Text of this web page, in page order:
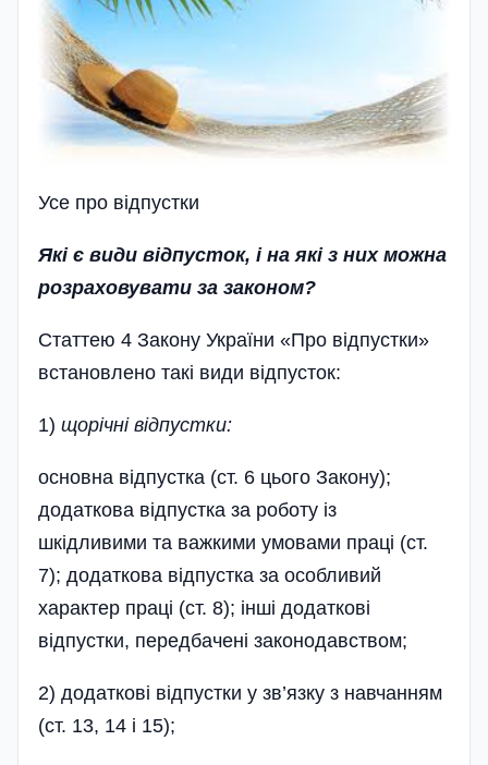
Усе про відпустки
Які є види відпусток, і на які з них можна
розраховувати за законом?
Статтею 4 Закону України «Про відпустки»
встановлено такі види відпусток:
1) щорічні відпустки:
основна відпустка (ст. 6 цього Закону);
додаткова відпустка за роботу із
шкідливими та важкими умовами праці (ст.
7); додаткова відпустка за особливий
характер праці (ст. 8); інші додаткові
відпустки, передбачені законодавством;
2) додаткові відпустки у зв’язку з навчанням
(ст. 13, 14 і 15);